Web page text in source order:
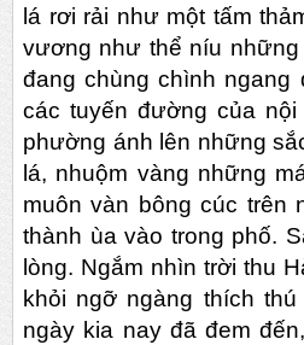
lá rơi rải như một tấm
vương như thể níu
đang chùng chình
các tuyến đường của
phường ánh lên những
lá, nhuộm vàng những
muôn vàn bông cúc trên
thành ùa vào trong phố.
lòng. Ngắm nhìn trời thu
khỏi ngỡ ngàng thích
ngày kia nay đã đem